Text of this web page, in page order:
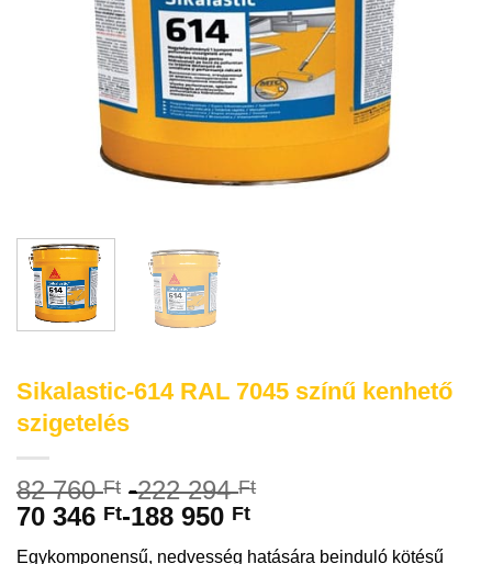
Sikalastic-614 RAL 7045 színű kenhető
szigetelés
82 760Ft -222 294Ft
70 346 Ft-188 950 Ft
Egykomponensű, nedvesség hatására beinduló kötésű